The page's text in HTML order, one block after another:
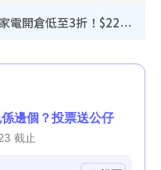
廚具開倉｜特福Tefal廚具/家電開倉低至3折！$220起買平底鍋/炒鑊/湯煲！電飯煲/吸塵機/燙斗$418起